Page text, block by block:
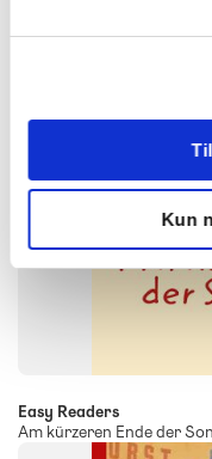
Kun
Easy Readers
Am kürzeren Ende der